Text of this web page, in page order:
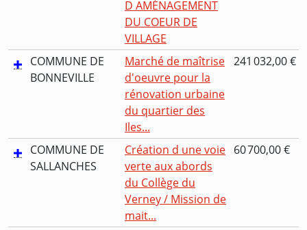
D AMÉNAGEMENT
DU COEUR DE
VILLAGE
COMMUNE DE
BONNEVILLE
Marché de maîtrise
d'oeuvre pour la
rénovation urbaine
du quartier des
Iles...
241 032,00 €
COMMUNE DE
SALLANCHES
Création d une voie
verte aux abords
du Collège du
Verney / Mission de
mait...
60 700,00 €